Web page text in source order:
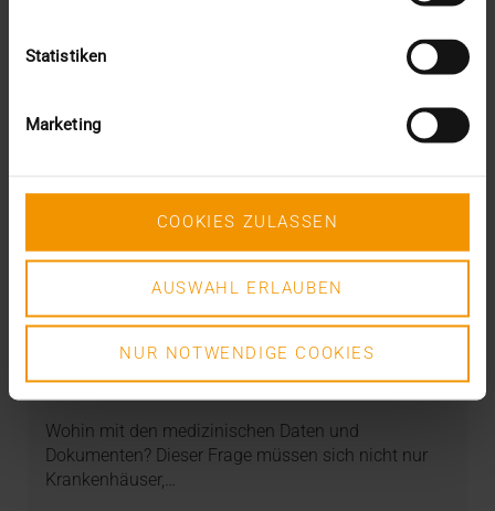
Statistiken
Marketing
COOKIES ZULASSEN
AUSWAHL ERLAUBEN
NUR NOTWENDIGE COOKIES
Archivlösung in Rehazentren: Das HCM
als KIS-Kompagnon
Wohin mit den medizinischen Daten und
Dokumenten? Dieser Frage müssen sich nicht nur
Krankenhäuser,…